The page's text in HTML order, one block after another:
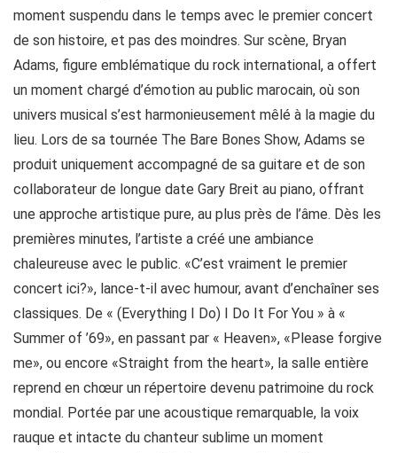
moment suspendu dans le temps avec le premier concert
de son histoire, et pas des moindres. Sur scène, Bryan
Adams, figure emblématique du rock international, a offert
un moment chargé d’émotion au public marocain, où son
univers musical s’est harmonieusement mêlé à la magie du
lieu. Lors de sa tournée The Bare Bones Show, Adams se
produit uniquement accompagné de sa guitare et de son
collaborateur de longue date Gary Breit au piano, offrant
une approche artistique pure, au plus près de l’âme. Dès les
premières minutes, l’artiste a créé une ambiance
chaleureuse avec le public. «C’est vraiment le premier
concert ici?», lance-t-il avec humour, avant d’enchaîner ses
classiques. De « (Everything I Do) I Do It For You » à «
Summer of ’69», en passant par « Heaven», «Please forgive
me», ou encore «Straight from the heart», la salle entière
reprend en chœur un répertoire devenu patrimoine du rock
mondial. Portée par une acoustique remarquable, la voix
rauque et intacte du chanteur sublime un moment